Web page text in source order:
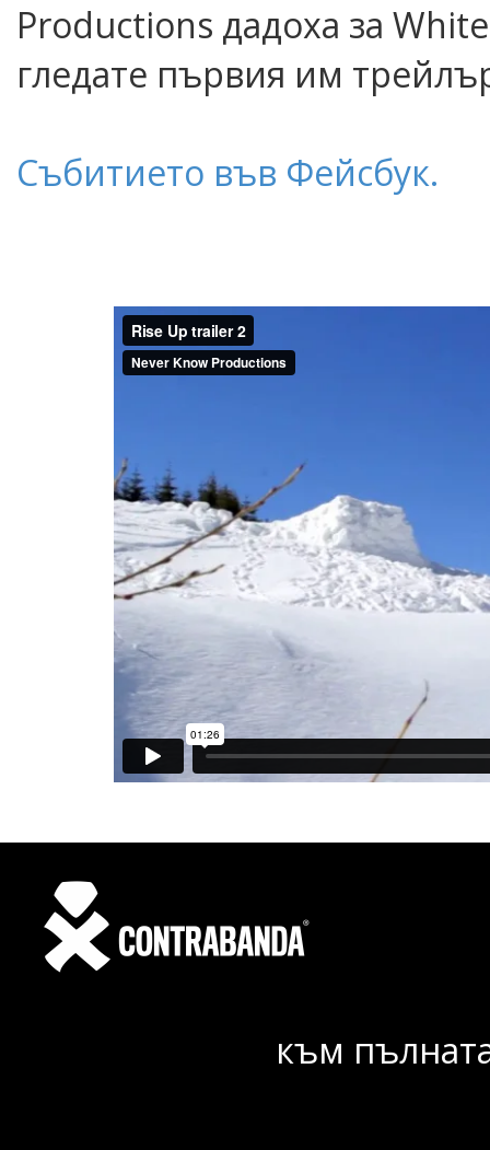
Productions дадоха за
гледате първия им
Събитието във Фейсбук.
към